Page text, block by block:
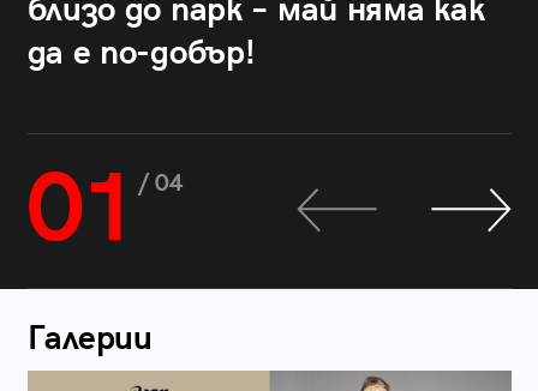
близо до парк – май няма как
да е по-добър!
01 / 04
Галерии